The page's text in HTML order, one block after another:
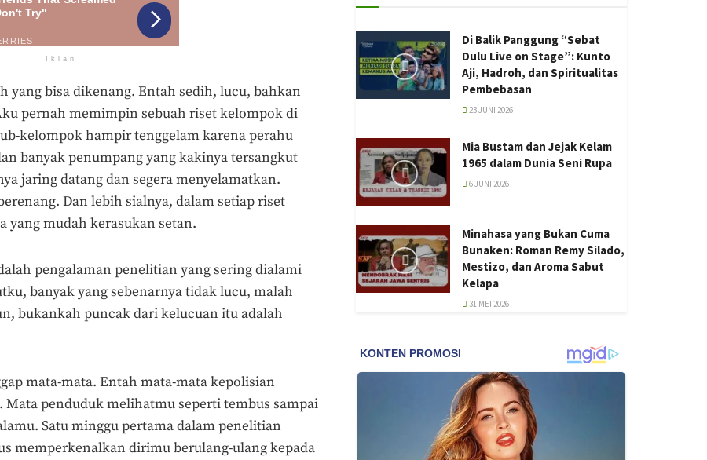
Iklan
yang bisa dikenang. Entah sedih, lucu, bahkan
pernah memimpin sebuah riset kelompok di
kelompok hampir tenggelam karena perahu
banyak penumpang yang kakinya tersangkut
jaring datang dan segera menyelamatkan.
Dan lebih sialnya, dalam setiap riset
yang mudah kerasukan setan.
pengalaman penelitian yang sering dialami
banyak yang sebenarnya tidak lucu, malah
bukankah puncak dari kelucuan itu adalah
mata-mata. Entah mata-mata kepolisian
Mata penduduk melihatmu seperti tembus sampai
Satu minggu pertama dalam penelitian
memperkenalkan dirimu berulang-ulang kepada
Di Balik Panggung “Sebat
Dulu Live on Stage”: Kunto
Aji, Hadroh, dan Spiritualitas
Pembebasan
23 JUNI 2026
Mia Bustam dan Jejak Kelam
1965 dalam Dunia Seni Rupa
6 JUNI 2026
Minahasa yang Bukan Cuma
Bunaken: Roman Remy Silado,
Mestizo, dan Aroma Sabut
Kelapa
31 MEI 2026